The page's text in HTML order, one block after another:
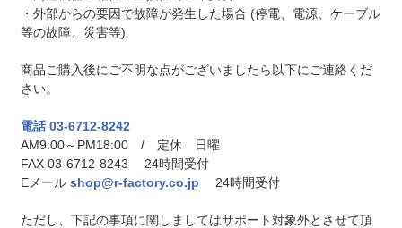
・外部からの要因で故障が発生した場合 (停電、電源、ケーブル
等の故障、災害等)
商品ご購入後にご不明な点がございましたら以下にご連絡くだ
さい。
電話 03-6712-8242
AM9:00～PM18:00 / 定休 日曜
FAX 03-6712-8243 24時間受付
Eメール shop@r-factory.co.jp 24時間受付
ただし、下記の事項に関しましてはサポート対象外とさせて頂